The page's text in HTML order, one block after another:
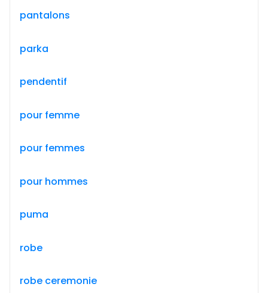
pantalons
parka
pendentif
pour femme
pour femmes
pour hommes
puma
robe
robe ceremonie